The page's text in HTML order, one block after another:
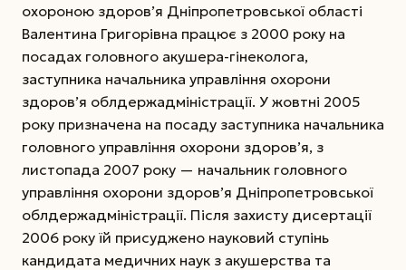
охороною здоров’я Дніпропетровської області
Валентина Григорівна працює з 2000 року на
посадах головного акушера-гінеколога,
заступника начальника управління охорони
здоров’я облдержадміністрації. У жовтні 2005
року призначена на посаду заступника начальника
головного управління охорони здоров’я, з
листопада 2007 року — начальник головного
управління охорони здоров’я Дніпропетровської
облдержадміністрації. Після захисту дисертації
2006 року їй присуджено науковий ступінь
кандидата медичних наук з акушерства та